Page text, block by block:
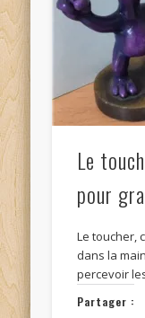
Le
pour
Le toucher,
dans la
percevoir
Partager :